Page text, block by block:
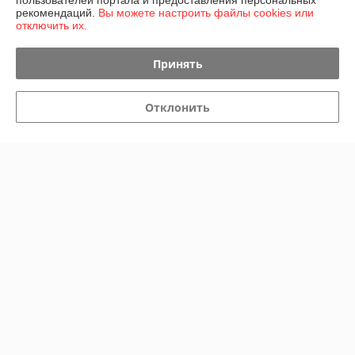
Доставка и оплата
рекомендаций. Вы можете настроить файлы cookies или
отключить их.
Принять
Отклонить